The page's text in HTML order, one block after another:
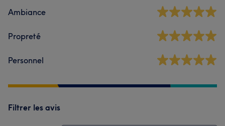
Ambiance
Propreté
Personnel
Filtrer les avis